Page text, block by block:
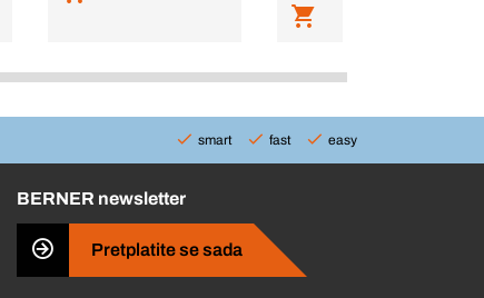
smart fast easy
BERNER newsletter
Pretplatite se sada